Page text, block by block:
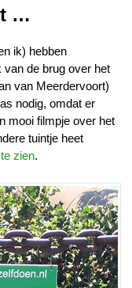
…
ik) hebben
van de brug over het
van Meerdervoort)
nodig, omdat er
mooi filmpje over het
tuintje heet
zien.